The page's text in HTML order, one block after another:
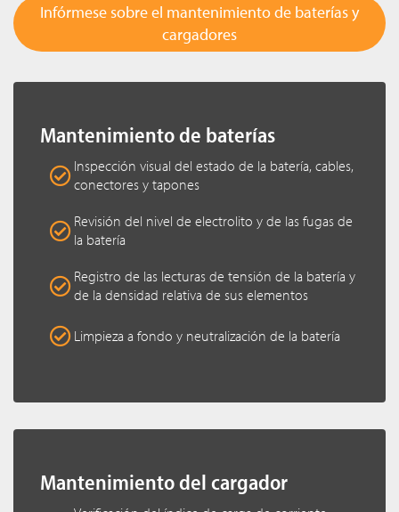
Infórmese sobre el mantenimiento de baterías y
cargadores
Mantenimiento de baterías
Inspección visual del estado de la batería, cables,
conectores y tapones
Revisión del nivel de electrolito y de las fugas de
la batería
Registro de las lecturas de tensión de la batería y
de la densidad relativa de sus elementos
Limpieza a fondo y neutralización de la batería
Mantenimiento del cargador